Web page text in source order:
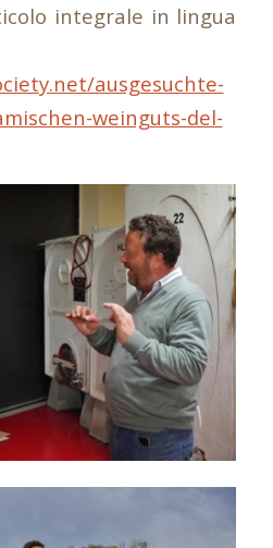
integrale in lingua
ausgesuchte-
weinguts-del-